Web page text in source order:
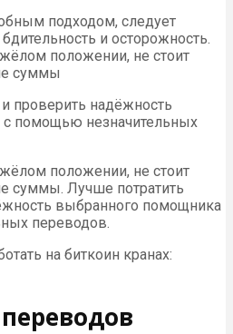
подходом, следует
и осторожность.
положении, не стоит
суммы
проверить надёжность
помощью незначительных
положении, не стоит
суммы. Лучше потратить
выбранного помощника
переводов.
на биткоин кранах: